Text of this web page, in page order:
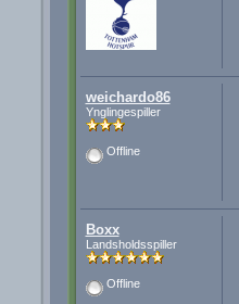
weichardo86
Ynglingespiller
Offline
Boxx
Landsholdsspiller
Offline